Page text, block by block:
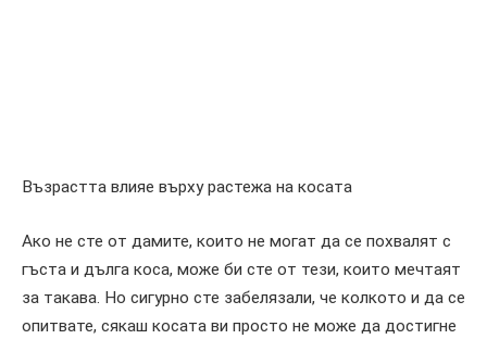
Възрастта влияе върху растежа на косата
Ако не сте от дамите, които не могат да се похвалят с
гъста и дълга коса, може би сте от тези, които мечтаят
за такава. Но сигурно сте забелязали, че колкото и да се
опитвате, сякаш косата ви просто не може да достигне